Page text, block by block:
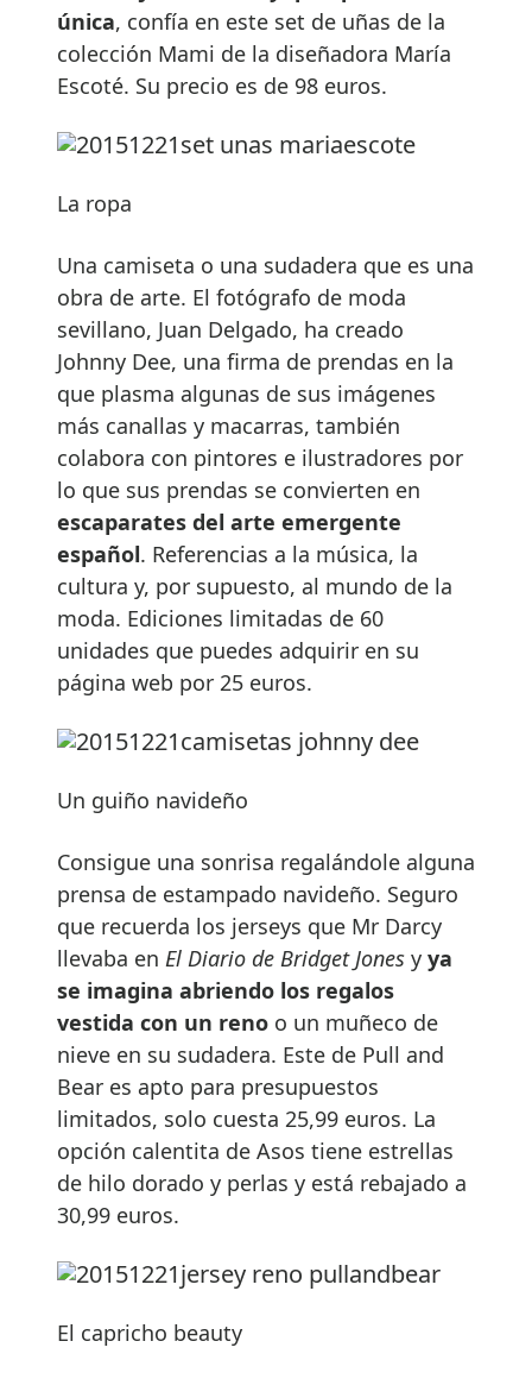
única, confía en este set de uñas de la
colección Mami de la diseñadora María
Escoté. Su precio es de 98 euros.
La ropa
Una camiseta o una sudadera que es una
obra de arte. El fotógrafo de moda
sevillano, Juan Delgado, ha creado
Johnny Dee, una firma de prendas en la
que plasma algunas de sus imágenes
más canallas y macarras, también
colabora con pintores e ilustradores por
lo que sus prendas se convierten en
escaparates del arte emergente
español. Referencias a la música, la
cultura y, por supuesto, al mundo de la
moda. Ediciones limitadas de 60
unidades que puedes adquirir en su
página web por 25 euros.
Un guiño navideño
Consigue una sonrisa regalándole alguna
prensa de estampado navideño. Seguro
que recuerda los jerseys que Mr Darcy
llevaba en El Diario de Bridget Jones y ya
se imagina abriendo los regalos
vestida con un reno o un muñeco de
nieve en su sudadera. Este de Pull and
Bear es apto para presupuestos
limitados, solo cuesta 25,99 euros. La
opción calentita de Asos tiene estrellas
de hilo dorado y perlas y está rebajado a
30,99 euros.
El capricho beauty